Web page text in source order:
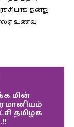
தனது
உணவு
மின்
மானியம்
தமிழக